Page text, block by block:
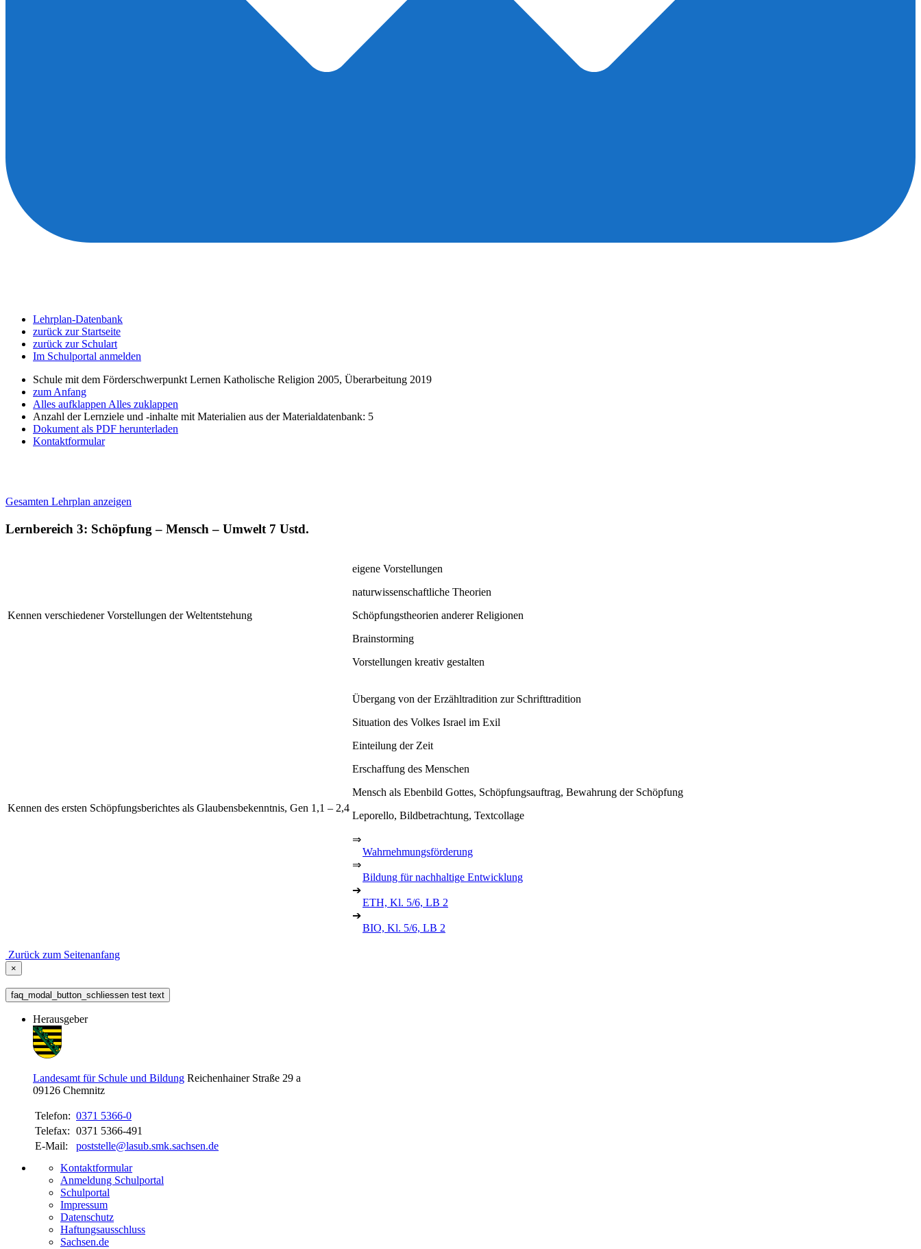
Lehrplan-Datenbank
zurück zur Startseite
zurück zur Schulart
Im Schulportal anmelden
Schule mit dem Förderschwerpunkt Lernen Katholische Religion 2005, Überarbeitung 2019
zum Anfang
Alles aufklappen Alles zuklappen
Anzahl der Lernziele und -inhalte mit Materialien aus der Materialdatenbank: 5
Dokument als PDF herunterladen
Kontaktformular
Gesamten Lehrplan anzeigen
Lernbereich 3: Schöpfung – Mensch – Umwelt 7 Ustd.
Kennen verschiedener Vorstellungen der Weltentstehung
eigene Vorstellungen
naturwissenschaftliche Theorien
Schöpfungstheorien anderer Religionen
Brainstorming
Vorstellungen kreativ gestalten
Kennen des ersten Schöpfungsberichtes als Glaubensbekenntnis, Gen 1,1 – 2,4
Übergang von der Erzähltradition zur Schrifttradition
Situation des Volkes Israel im Exil
Einteilung der Zeit
Erschaffung des Menschen
Mensch als Ebenbild Gottes, Schöpfungsauftrag, Bewahrung der Schöpfung
Leporello, Bildbetrachtung, Textcollage
⇒
Wahrnehmungsförderung
⇒
Bildung für nachhaltige Entwicklung
➔
ETH, Kl. 5/6, LB 2
➔
BIO, Kl. 5/6, LB 2
Zurück zum Seitenanfang
×
faq_modal_button_schliessen test text
Herausgeber
Landesamt für Schule und Bildung Reichenhainer Straße 29 a
09126 Chemnitz
Telefon: 0371 5366-0
Telefax: 0371 5366-491
E-Mail:
poststelle@lasub.smk.sachsen.de
Kontaktformular
Anmeldung Schulportal
Schulportal
Impressum
Datenschutz
Haftungsausschluss
Sachsen.de